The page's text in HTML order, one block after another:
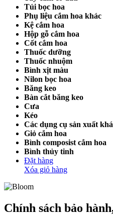
Túi bọc hoa
Phụ liệu cắm hoa khác
Kệ cắm hoa
Hộp gỗ cắm hoa
Cốt cắm hoa
Thuốc dưỡng
Thuốc nhuộm
Bình xịt màu
Nilon bọc hoa
Băng keo
Bàn cắt băng keo
Cưa
Kéo
Các dụng cụ sản xuất
Giỏ cắm hoa
Bình composist cắm hoa
Bình thủy tinh
Đặt hàng
Xóa giỏ hàng
Chính sách bảo